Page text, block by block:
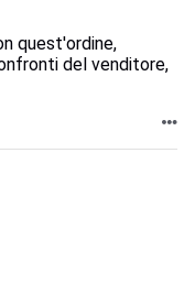
quest'ordine,
del venditore,